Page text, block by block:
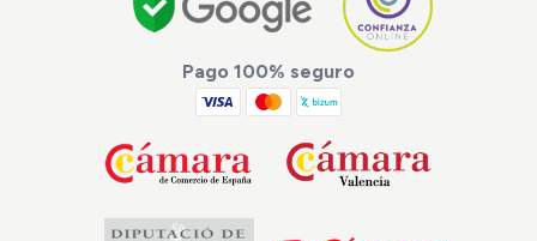
Pago 100% seguro